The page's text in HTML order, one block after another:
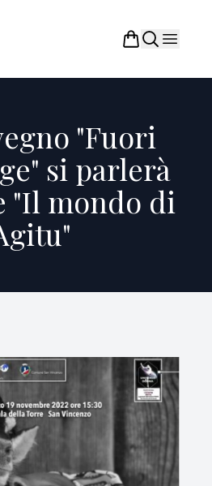
"Fuori
si parlerà
"Il mondo di